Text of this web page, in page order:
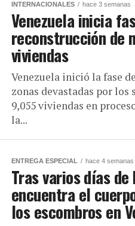
INTERNACIONALES hace 3 semanas
Venezuela inicia
reconstrucción de
viviendas
Venezuela inició la fase
zonas devastadas por los
9,055 viviendas en
la...
ENTREGA ESPECIAL hace 4 semanas
Tras varios días
encuentra el
los escombros en